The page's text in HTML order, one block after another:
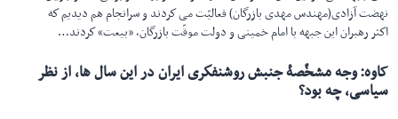
نهضت آزادی(مهندس مهدی بازرگان) فعالیّت می كردند و سرانجام هم دیدیم كه
اكثر رهبران این جبهه با امام خمینی و دولت موقّت بازرگان، «بیعت» كردند…
کاوه:وجه مشخّصۀ جنبش روشنفكری ایران در این سال ها، از نظر
سیاسی، چه بود؟